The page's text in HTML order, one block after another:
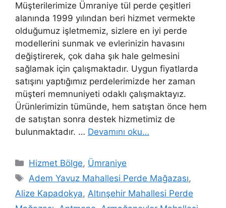
Müşterilerimize Ümraniye tül perde çeşitleri
alanında 1999 yılından beri hizmet vermekte
olduğumuz işletmemiz, sizlere en iyi perde
modellerini sunmak ve evlerinizin havasını
değiştirerek, çok daha şık hale gelmesini
sağlamak için çalışmaktadır. Uygun fiyatlarda
satışını yaptığımız perdelerimizde her zaman
müşteri memnuniyeti odaklı çalışmaktayız.
Ürünlerimizin tümünde, hem satıştan önce hem
de satıştan sonra destek hizmetimiz de
bulunmaktadır. … Devamını oku…
Hizmet Bölge, Ümraniye
Adem Yavuz Mahallesi Perde Mağazası,
Alize Kapadokya, Altınşehir Mahallesi Perde